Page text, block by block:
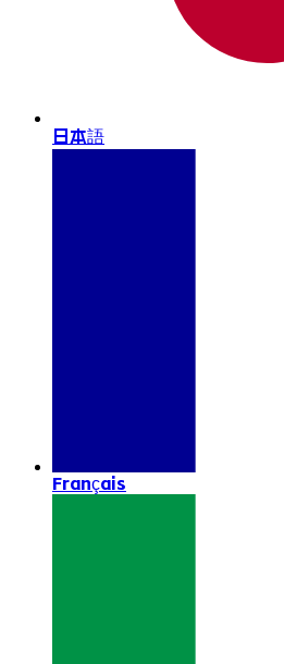
日本語
Français